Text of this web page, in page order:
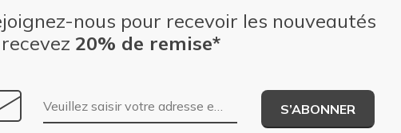
nous pour recevoir les nouveautés
20% de remise*
Adresse e-mail
S’ABONNER